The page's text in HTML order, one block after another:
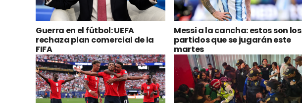
Guerra en el fútbol: UEFA
rechaza plan comercial de la
FIFA
Messi a la cancha: estos son los
partidos que se jugarán este
martes